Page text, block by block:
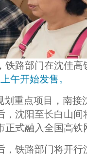
铁路部门在沈佳
午开始发售。
划重点项目，南
，沈阳至长白山
正式融入全国高
，铁路部门将开